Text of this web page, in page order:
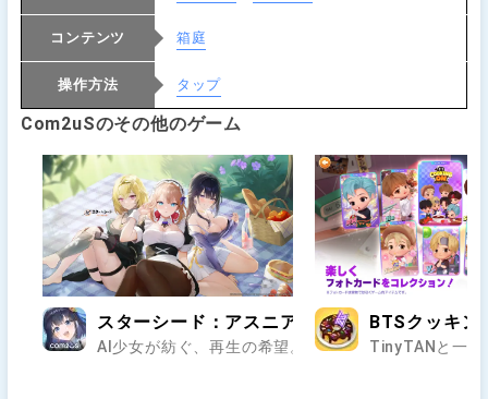
コンテンツ 箱庭
操作方法 タップ
Com2uSのその他のゲーム
スターシード：アスニアトリガー
AI少女が紡ぐ、再生の希望。君の選択が文明を咲か
BTSクッキン
TinyTANと一緒